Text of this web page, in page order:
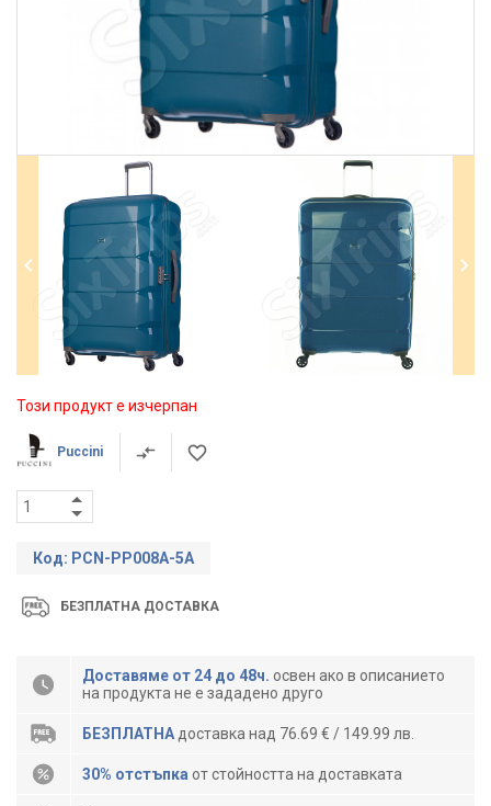
Този продукт е изчерпан
Puccini
Код: PCN-PP008A-5A
БЕЗПЛАТНА ДОСТАВКА
Доставяме от 24 до 48ч. освен ако в описанието
на продукта не е зададено друго
БЕЗПЛАТНА доставка над 76.69 € / 149.99 лв.
30% отстъпка от стойността на доставката